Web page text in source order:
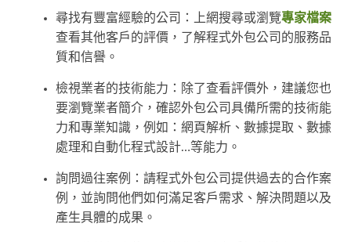
尋找有豐富經驗的公司：上網搜尋或瀏覽專家檔案
查看其他客戶的評價，了解程式外包公司的服務品
質和信譽。
檢視業者的技術能力：除了查看評價外，建議您也
要瀏覽業者簡介，確認外包公司具備所需的技術能
力和專業知識，例如：網頁解析、數據提取、數據
處理和自動化程式設計…等能力。
詢問過往案例：請程式外包公司提供過去的合作案
例，並詢問他們如何滿足客戶需求、解決問題以及
產生具體的成果。